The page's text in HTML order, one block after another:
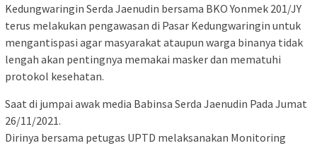
Kedungwaringin Serda Jaenudin bersama BKO Yonmek 201/JY
terus melakukan pengawasan di Pasar Kedungwaringin untuk
mengantispasi agar masyarakat ataupun warga binanya tidak
lengah akan pentingnya memakai masker dan mematuhi
protokol kesehatan.
Saat di jumpai awak media Babinsa Serda Jaenudin Pada Jumat
26/11/2021.
Dirinya bersama petugas UPTD melaksanakan Monitoring